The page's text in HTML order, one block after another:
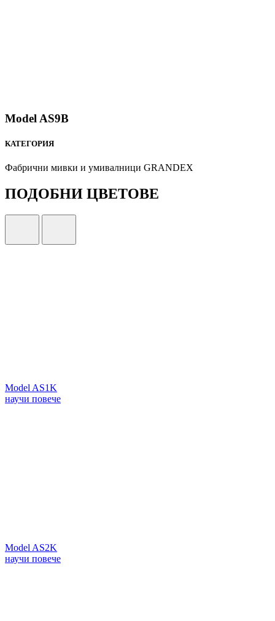
Model AS9B
КАТЕГОРИЯ
Фабрични мивки и умивалници GRANDEX
ПОДОБНИ ЦВЕТОВЕ
Model AS1K
научи повече
Model AS2K
научи повече